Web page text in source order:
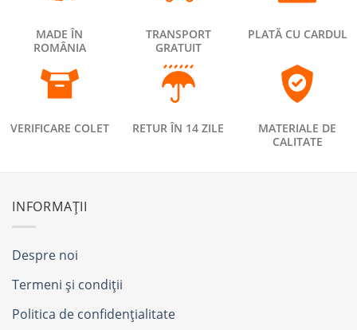
MADE ÎN
ROMÂNIA
TRANSPORT
GRATUIT
PLATĂ CU CARDUL
VERIFICARE COLET RETUR ÎN 14 ZILE
MATERIALE DE
CALITATE
INFORMAȚII
Despre noi
Termeni și condiții
Politica de confidențialitate